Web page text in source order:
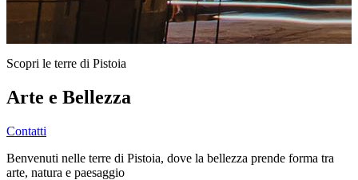
Scopri le terre di Pistoia
Arte e Bellezza
Contatti
Benvenuti nelle terre di Pistoia, dove la bellezza prende forma tra
arte, natura e paesaggio